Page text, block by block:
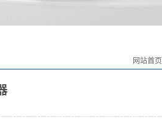
网站首页